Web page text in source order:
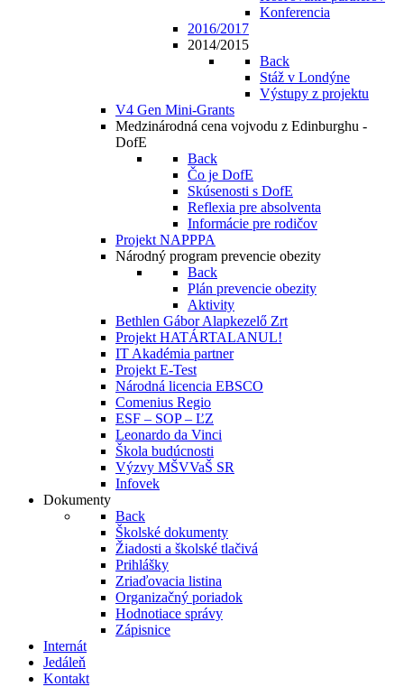
Konferencia
2016/2017
2014/2015
Back
Stáž v Londýne
Výstupy z projektu
V4 Gen Mini-Grants
Medzinárodná cena vojvodu z Edinburghu -
DofE
Back
Čo je DofE
Skúsenosti s DofE
Reflexia pre absolventa
Informácie pre rodičov
Projekt NAPPPA
Národný program prevencie obezity
Back
Plán prevencie obezity
Aktivity
Bethlen Gábor Alapkezelő Zrt
Projekt HATÁRTALANUL!
IT Akadémia partner
Projekt E-Test
Národná licencia EBSCO
Comenius Regio
ESF – SOP – ĽZ
Leonardo da Vinci
Škola budúcnosti
Výzvy MŠVVaŠ SR
Infovek
Dokumenty
Back
Školské dokumenty
Žiadosti a školské tlačivá
Prihlášky
Zriaďovacia listina
Organizačný poriadok
Hodnotiace správy
Zápisnice
Internát
Jedáleň
Kontakt